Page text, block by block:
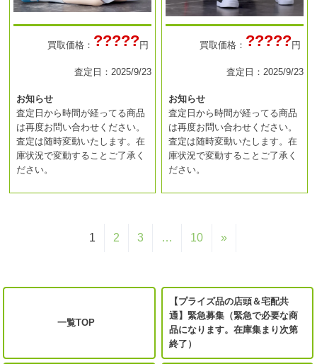
買取価格： ?????円
査定日：2025/9/23
お知らせ
査定日から時間が経ってる商品
は再度お問い合わせください。
査定は随時変動いたします。在
庫状況で変動することご了承く
ださい。
買取価格： ?????円
査定日：2025/9/23
お知らせ
査定日から時間が経ってる商品
は再度お問い合わせください。
査定は随時変動いたします。在
庫状況で変動することご了承く
ださい。
1 2 3 … 10 »
一覧TOP
【プライズ品の店頭＆宅配共
通】緊急募集（緊急で必要な商
品になります。在庫集まり次第
終了）